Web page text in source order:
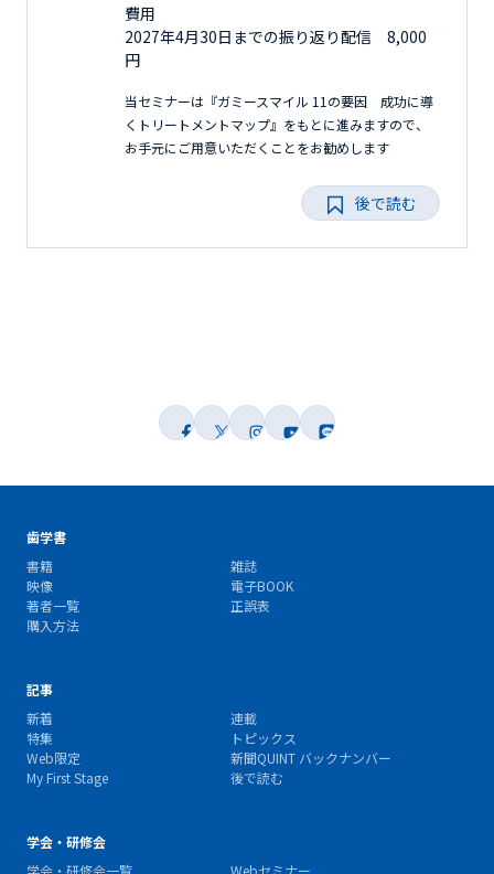
費用
2027年4月30日までの振り返り配信 8,000
円
当セミナーは『ガミースマイル 11の要因 成功に導
くトリートメントマップ』をもとに進みますので、
お手元にご用意いただくことをお勧めします
後で読む
歯学書
書籍
雑誌
映像
電子BOOK
著者一覧
正誤表
購入方法
記事
新着
連載
特集
トピックス
Web限定
新聞QUINT バックナンバー
My First Stage
後で読む
学会・研修会
学会・研修会一覧
Webセミナー